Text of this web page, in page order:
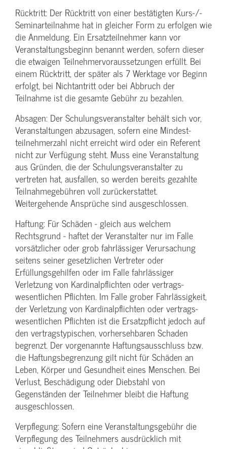
Rücktritt: Der Rücktritt von einer bestätigten Kurs-/­
Seminarteilnahme hat in gleicher Form zu erfolgen wie
die Anmeldung. Ein Ersatzteilnehmer kann vor
Veranstaltungs­beginn benannt werden, sofern dieser
die etwaigen Teilnehmer­voraussetzungen erfüllt. Bei
einem Rücktritt, der später als 7 Werktage vor Beginn
erfolgt, bei Nichtantritt oder bei Abbruch der
Teilnahme ist die gesamte Gebühr zu bezahlen.
Absagen: Der Schulungs­veranstalter behält sich vor,
Veranstaltungen abzusagen, sofern eine Mindest­
teilnehmerzahl nicht erreicht wird oder ein Referent
nicht zur Verfügung steht. Muss eine Veranstaltung
aus Gründen, die der Schulungs­veranstalter zu
vertreten hat, ausfallen, so werden bereits gezahlte
Teilnahme­gebühren voll zurückerstattet.
Weitergehende Ansprüche sind ausgeschlossen.
Haftung: Für Schäden - gleich aus welchem
Rechtsgrund - haftet der Veranstalter nur im Falle
vorsätzlicher oder grob fahrlässiger Verursachung
seitens seiner gesetzlichen Vertreter oder
Erfüllungsgehilfen oder im Falle fahrlässiger
Verletzung von Kardinalpflichten oder vertrags­
wesentlichen Pflichten. Im Falle grober Fahrlässigkeit,
der Verletzung von Kardinalpflichten oder vertrags­
wesentlichen Pflichten ist die Ersatzpflicht jedoch auf
den vertragstypischen, vorhersehbaren Schaden
begrenzt. Der vorgenannte Haftungs­ausschluss bzw.
die Haftungs­begrenzung gilt nicht für Schäden an
Leben, Körper und Gesundheit eines Menschen. Bei
Verlust, Beschädigung oder Diebstahl von
Gegenständen der Teilnehmer bleibt die Haftung
ausgeschlossen.
Verpflegung: Sofern eine Veranstaltungs­gebühr die
Verpflegung des Teilnehmers ausdrücklich mit